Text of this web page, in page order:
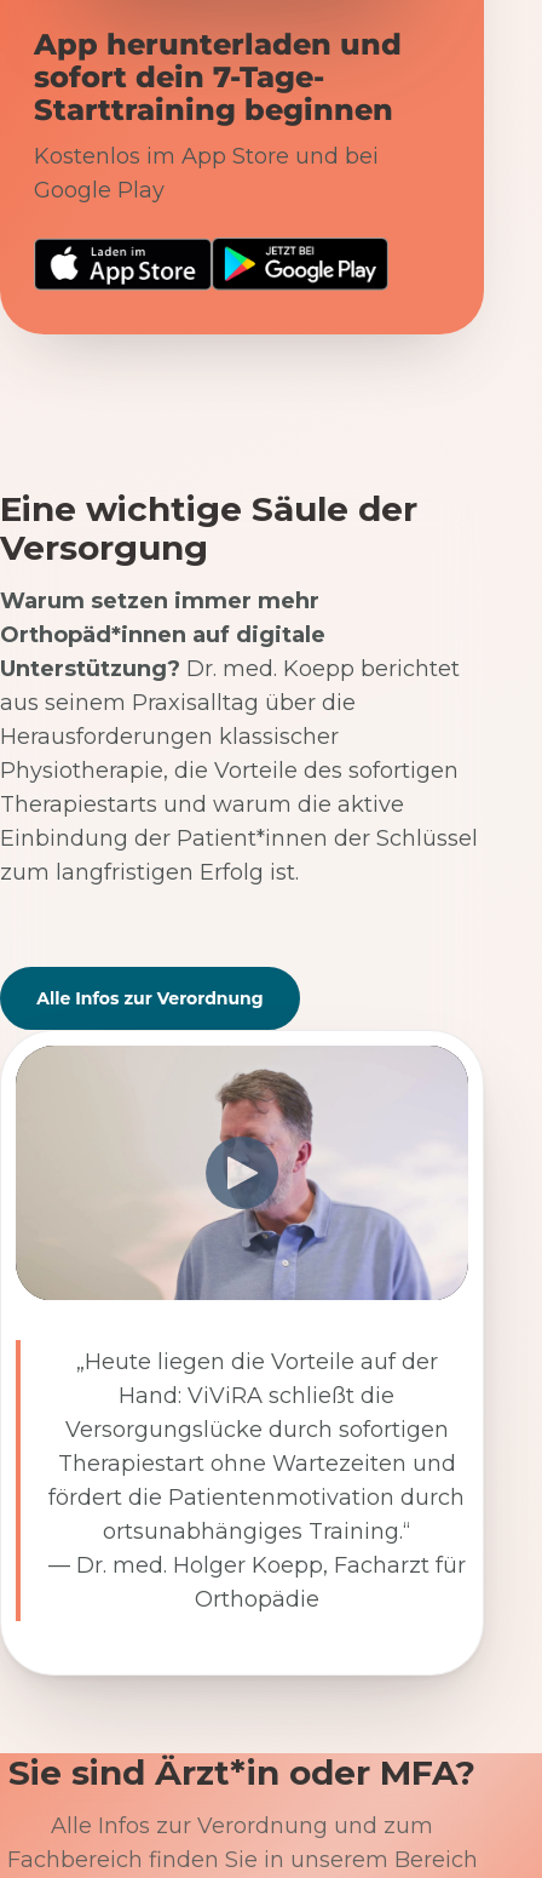
App herunterladen und
sofort dein 7-Tage-
Starttraining beginnen
Kostenlos im App Store und bei
Google Play
Eine wichtige Säule der
Versorgung
Warum setzen immer mehr
Orthopäd*innen auf digitale
Unterstützung? Dr. med. Koepp berichtet
aus seinem Praxisalltag über die
Herausforderungen klassischer
Physiotherapie, die Vorteile des sofortigen
Therapiestarts und warum die aktive
Einbindung der Patient*innen der Schlüssel
zum langfristigen Erfolg ist.
„Heute liegen die Vorteile auf der
Hand: ViViRA schließt die
Versorgungslücke durch sofortigen
Therapiestart ohne Wartezeiten und
fördert die Patientenmotivation durch
ortsunabhängiges Training.“
— Dr. med. Holger Koepp, Facharzt für
Orthopädie
Sie sind Ärzt*in oder MFA?
Alle Infos zur Verordnung und zum
Fachbereich finden Sie in unserem Bereich